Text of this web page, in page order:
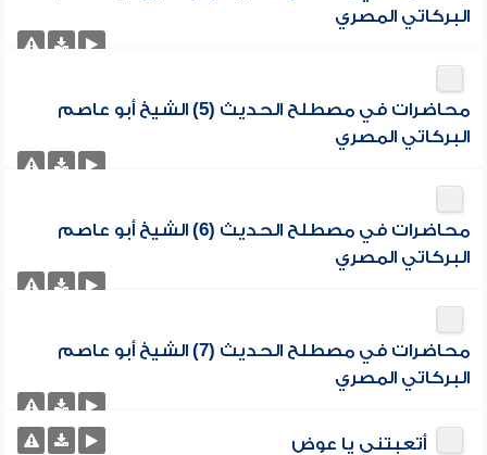
البركاتي المصري
محاضرات في مصطلح الحديث (5) الشيخ أبو عاصم
البركاتي المصري
محاضرات في مصطلح الحديث (6) الشيخ أبو عاصم
البركاتي المصري
محاضرات في مصطلح الحديث (7) الشيخ أبو عاصم
البركاتي المصري
أتعبتني يا عوض